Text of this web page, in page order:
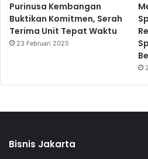
Purinusa Kembangan
Buktikan Komitmen, Serah
Terima Unit Tepat Waktu
23 Februari 2025
Bisnis Jakarta